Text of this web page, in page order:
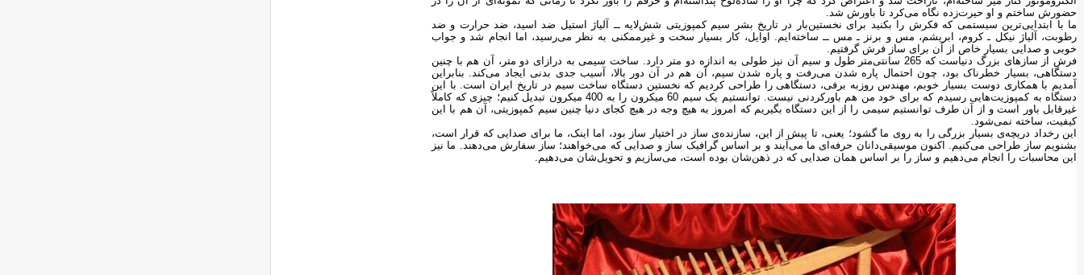
حضورش ساختم و او حیرت‌زده نگاه می‌کرد تا باورش شد.
ما با ابتدایی‌ترین سیستمی که فکرش را بکنید برای نخستین‌بار در تاریخ بشر سیم کمپوزیتی شش‌لایه ــ آلیاژ استیل ضد اسید، ضد حرارت و ضد
رطوبت، آلیاژ نیکل ـ کروم، ابریشم، مس و برنز ـ مس ــ ساخته‌ایم. اوایل، کار بسیار سخت و غیرممکنی به نظر می‌رسید، اما انجام شد و جواب
خوبی و صدایی بسیار خاص از آن برای ساز فرش گرفتیم.
فرش از سازهای بزرگ دنیاست که 265 سانتی‌متر طول و سیم آن نیز طولی به اندازه دو متر دارد. ساخت سیمی به درازای دو متر، آن‌ هم با چنین
دستگاهی، بسیار خطرناک بود، چون احتمال پاره ‌شدن می‌رفت و پاره ‌شدن سیم، آن‌ هم در آن دور بالا، آسیب‌ جدی بدنی ایجاد می‌کند. بنابراین
آمدیم با همکاری دوست بسیار خوبم، مهندس روزبه برفی، دستگاهی را طراحی کردیم که نخستین دستگاه ساخت سیم در تاریخ ایران است. با این
دستگاه به کمپوزیت‌هایی رسیدم که برای خود من هم باورکردنی نیست. توانستیم یک سیم 60 میکرون را به 400 میکرون تبدیل کنیم؛ چیزی که کاملاً
غیرقابل باور است و از آن طرف توانستیم سیمی را از این دستگاه بگیریم که امروز به هیچ وجه در هیچ کجای دنیا چنین سیم کمپوزیتی، آن‌ هم با این
کیفیت، ساخته نمی‌شود.
این رخداد دریچه‌ی بسیار بزرگی را به روی ما گشود؛ یعنی، تا پیش از این، سازنده‌ی ساز در اختیار ساز بود، اما اینک، ما برای صدایی که قرار است،
بشنویم ساز طراحی می‌کنیم. اکنون موسیقی‌دانان حرفه‌ای ما می‌آیند و بر اساس گرافیک ساز و صدایی که می‌خواهند؛ ساز سفارش می‌دهند. ما نیز
این محاسبات را انجام می‌دهیم و ساز را بر اساس همان صدایی که در ذهن‌شان بوده است، می‌سازیم و تحویل‌شان می‌دهیم.